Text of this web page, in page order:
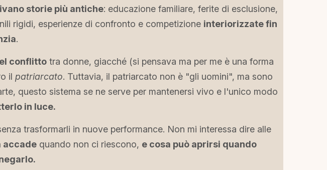
storie più antiche: educazione familiare, ferite di esclusione,
rigidi, esperienze di confronto e competizione interiorizzate fin
.
conflitto tra donne, giacché (si pensava ma per me è una forma
il patriarcato. Tuttavia, il patriarcato non è "gli uomini", ma sono
questo sistema se ne serve per mantenersi vivo e l'unico modo
in luce.
trasformarli in nuove performance. Non mi interessa dire alle
accade quando non ci riescono, e cosa può aprirsi quando